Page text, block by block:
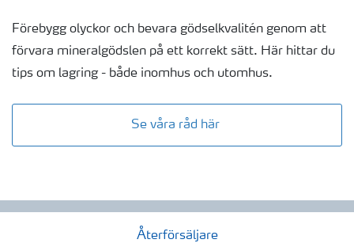
Förebygg olyckor och bevara gödselkvalitén genom att
förvara mineralgödslen på ett korrekt sätt. Här hittar du
tips om lagring - både inomhus och utomhus.
Se våra råd här
Återförsäljare